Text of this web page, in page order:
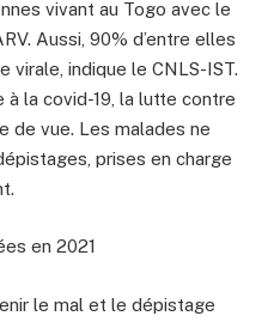
vivant au Togo avec le
Aussi, 90% d’entre elles
virale, indique le CNLS-IST.
à la covid-19, la lutte contre
de vue. Les malades ne
prises en charge
en 2021
le mal et le dépistage